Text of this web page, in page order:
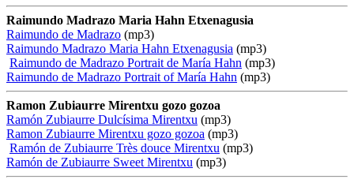
Raimundo Madrazo Maria Hahn Etxenagusia
Raimundo de Madrazo (mp3)
Raimundo Madrazo Maria Hahn Etxenagusia (mp3)
Raimundo de Madrazo Portrait de María Hahn (mp3)
Raimundo de Madrazo Portrait of María Hahn (mp3)
Ramon Zubiaurre Mirentxu gozo gozoa
Ramón Zubiaurre Dulcísima Mirentxu (mp3)
Ramon Zubiaurre Mirentxu gozo gozoa (mp3)
Ramón de Zubiaurre Très douce Mirentxu (mp3)
Ramón de Zubiaurre Sweet Mirentxu (mp3)